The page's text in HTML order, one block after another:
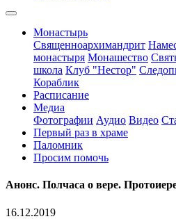
Монастырь
Священноархимандрит
монастыря Монашество
школа Клуб "Нестор"
Кораблик
Расписание
Медиа
Фотографии Аудио Видео
Первый раз в храме
Паломник
Просим помочь
Анонс. Полчаса о вере.
16.12.2019